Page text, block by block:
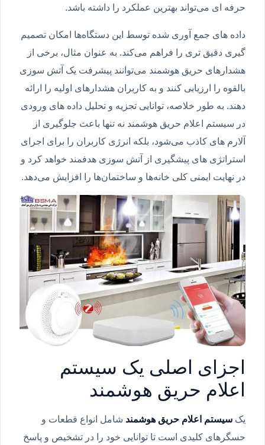
حرفه ای می‌تواند بهترین عملکرد را داشته باشد.
داده های جمع آوری شده توسط این دستگاه‌ها امکان تصمیم
گیری دقیق تری را فراهم می‌کند. به عنوان مثال، برخی از
هشدارهای حریق هوشمند می‌توانند پیشرفت یک آتش سوزی
بالقوه را ارزیابی کنند و به کاربران هشدارهای اولیه را ارائه
دهند. به طور خلاصه، توانایی تجزیه و تحلیل داده های ورودی
در سیستم اعلام حریق هوشمند نه تنها باعث جلوگیری از
آلارم های کاذب می‌شود، بلکه انرژی کاربران را برای اجرای
استراتژی های پیشگیری از آتش سوزی هدفمند خواهد کرد و
در نهایت ایمنی کلی خانه‌ها و ساختمان‌ها را افزایش می‌دهد.
اجزای اصلی یک سیستم
اعلام حریق هوشمند
یک سیستم اعلام حریق هوشمندشامل انواع قطعات و
حسگرهای کلیدی است تا توانایی خود را در تشخیص و پاسخ